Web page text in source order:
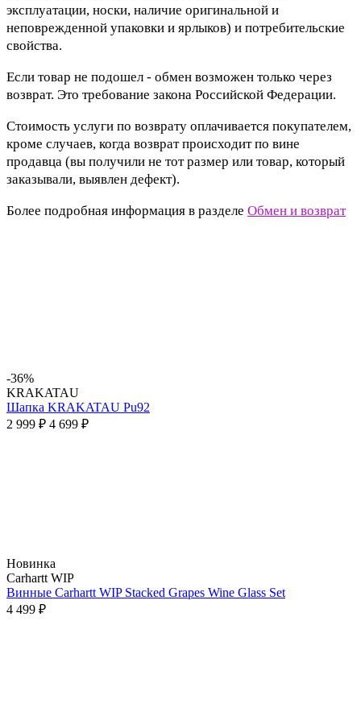
эксплуатации, носки, наличие оригинальной и
неповрежденной упаковки и ярлыков) и потребительские
свойства.
Если товар не подошел - обмен возможен только через
возврат. Это требование закона Российской Федерации.
Стоимость услуги по возврату оплачивается покупателем,
кроме случаев, когда возврат происходит по вине
продавца (вы получили не тот размер или товар, который
заказывали, выявлен дефект).
Более подробная информация в разделе Обмен и возврат
-36%
KRAKATAU
Шапка KRAKATAU Pu92
2 999 ₽ 4 699 ₽
Новинка
Carhartt WIP
Винные Carhartt WIP Stacked Grapes Wine Glass Set
4 499 ₽